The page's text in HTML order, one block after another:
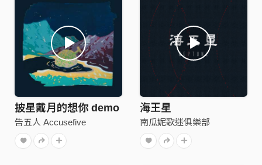
披星戴月的想你 demo
告五人 Accusefive
海王星
南瓜妮歌迷俱樂部